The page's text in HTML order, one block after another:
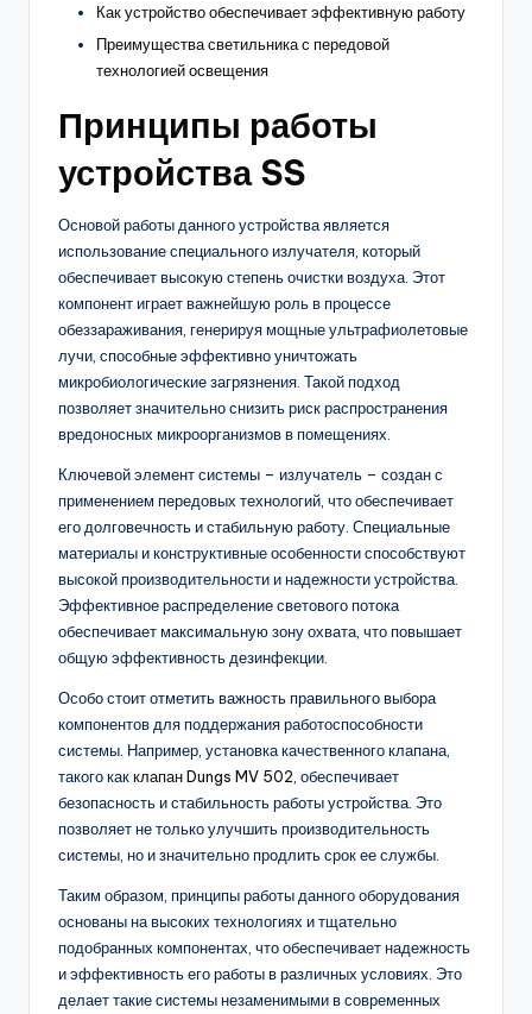
Как устройство обеспечивает эффективную работу
Преимущества светильника с передовой
технологией освещения
Принципы работы
устройства SS
Основой работы данного устройства является
использование специального излучателя, который
обеспечивает высокую степень очистки воздуха. Этот
компонент играет важнейшую роль в процессе
обеззараживания, генерируя мощные ультрафиолетовые
лучи, способные эффективно уничтожать
микробиологические загрязнения. Такой подход
позволяет значительно снизить риск распространения
вредоносных микроорганизмов в помещениях.
Ключевой элемент системы – излучатель – создан с
применением передовых технологий, что обеспечивает
его долговечность и стабильную работу. Специальные
материалы и конструктивные особенности способствуют
высокой производительности и надежности устройства.
Эффективное распределение светового потока
обеспечивает максимальную зону охвата, что повышает
общую эффективность дезинфекции.
Особо стоит отметить важность правильного выбора
компонентов для поддержания работоспособности
системы. Например, установка качественного клапана,
такого какклапан Dungs MV 502 , обеспечивает
безопасность и стабильность работы устройства. Это
позволяет не только улучшить производительность
системы, но и значительно продлить срок ее службы.
Таким образом, принципы работы данного оборудования
основаны на высоких технологиях и тщательно
подобранных компонентах, что обеспечивает надежность
и эффективность его работы в различных условиях. Это
делает такие системы незаменимыми в современных